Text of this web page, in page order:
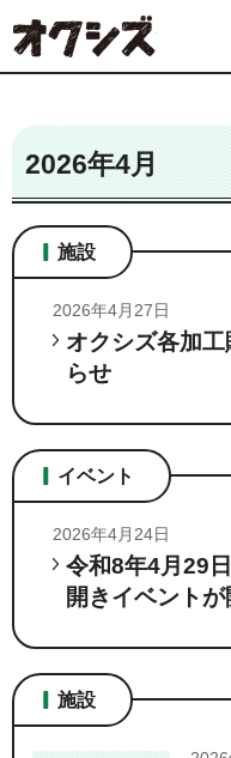
2026年4月
施設
2026年4月27日
オクシズ各加
らせ
イベント
2026年4月24日
令和8年4月29
開きイベント
施設